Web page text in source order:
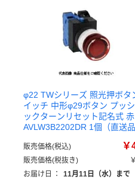
φ22 TWシリーズ 照光押ボタ
イッチ 中形φ29ボタン プッ
ックターンリセット記名式 赤
AVLW3B2202DR 1個（直送品
販売価格(税込) ￥
販売価格(税抜き)
お届け日
： 11月11日（水）まで